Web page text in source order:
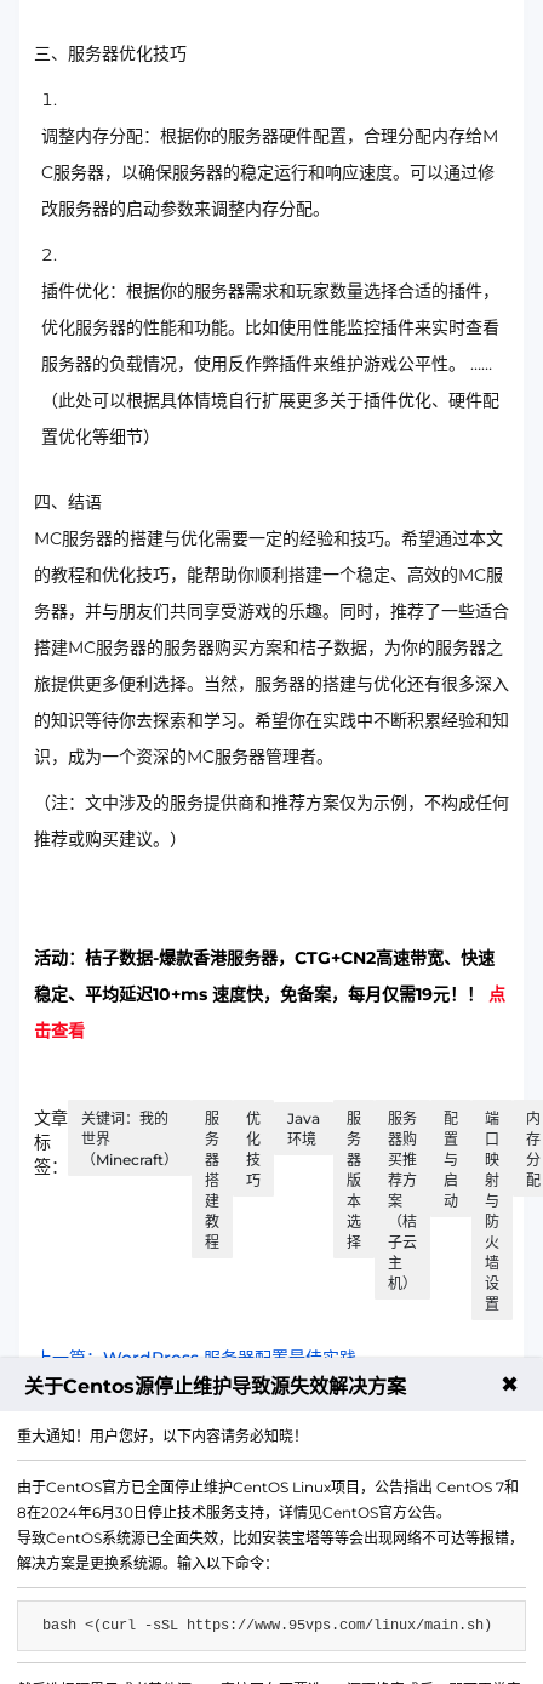
三、服务器优化技巧
调整内存分配：根据你的服务器硬件配置，合理分配内存给M
C服务器，以确保服务器的稳定运行和响应速度。可以通过修
改服务器的启动参数来调整内存分配。
插件优化：根据你的服务器需求和玩家数量选择合适的插件，
优化服务器的性能和功能。比如使用性能监控插件来实时查看
服务器的负载情况，使用反作弊插件来维护游戏公平性。 ……
（此处可以根据具体情境自行扩展更多关于插件优化、硬件配
置优化等细节）
四、结语
MC服务器的搭建与优化需要一定的经验和技巧。希望通过本文
的教程和优化技巧，能帮助你顺利搭建一个稳定、高效的MC服
务器，并与朋友们共同享受游戏的乐趣。同时，推荐了一些适合
搭建MC服务器的服务器购买方案和桔子数据，为你的服务器之
旅提供更多便利选择。当然，服务器的搭建与优化还有很多深入
的知识等待你去探索和学习。希望你在实践中不断积累经验和知
识，成为一个资深的MC服务器管理者。
（注：文中涉及的服务提供商和推荐方案仅为示例，不构成任何
推荐或购买建议。）
活动：桔子数据-爆款香港服务器，CTG+CN2高速带宽、快速
稳定、平均延迟10+ms 速度快，免备案，每月仅需19元！！ 点
击查看
文章
标
签：
关键词：我的
世界
（Minecraft）
服
务
器
搭
建
教
程
优
化
技
巧
Java
环境
服
务
器
版
本
选
择
服务
器购
买推
荐方
案
（桔
子云
主
机）
配
置
与
启
动
端
口
映
射
与
防
火
墙
设
置
内
存
分
配
上一篇：WordPress 服务器配置最佳实践​
关于Centos源停止维护导致源失效解决方案 ✖
重大通知！用户您好，以下内容请务必知晓！
由于CentOS官方已全面停止维护CentOS Linux项目，公告指出 CentOS 7和
8在2024年6月30日停止技术服务支持，详情见CentOS官方公告。
导致CentOS系统源已全面失效，比如安装宝塔等等会出现网络不可达等报错，
解决方案是更换系统源。输入以下命令：
bash <(curl -sSL https://www.95vps.com/linux/main.sh)